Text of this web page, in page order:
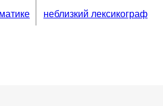
неблизкий лексикограф